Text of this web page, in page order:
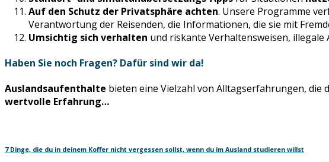
Auf den Schutz der Privatsphäre achten. Unsere Programme
Verantwortung der Reisenden, die Informationen, die sie mit
Umsichtig sich verhalten und riskante Verhaltensweisen,
Haben Sie noch Fragen? Dafür sind wir da!
Auslandsaufenthalte bieten eine Vielzahl von Alltagserfahrungen, die
wertvolle Erfahrung…
7 Dinge, die du in deinem Koffer nicht vergessen sollst, wenn du im Ausland studieren willst